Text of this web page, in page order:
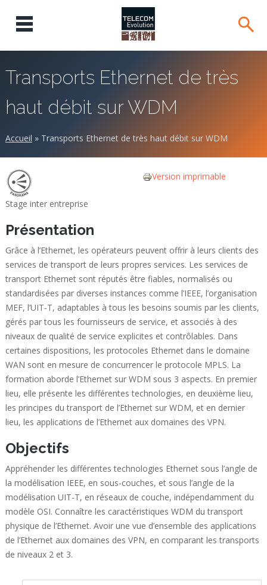
Transports Ethernet de très
haut débit sur WDM
Accueil » Transports Ethernet de très haut débit sur WDM
Version imprimable
Stage inter entreprise
Présentation
Grâce à l’Ethernet, les opérateurs peuvent offrir à leurs clients des
services de transport de leurs propres services. Les services de
transport Ethernet sont réputés être fiables, normalisés ou
standardisées par diverses instances comme l’IEEE, l’organisation
MEF, l’UIT-T, adaptables à tous les besoins soumis par les clients,
gérés par tous les fournisseurs de service, et associés à des
niveaux de qualité de service explicites et contrôlables. Dans
certaines dispositions, les protocoles Ethernet dans le domaine
WAN sont en mesure de concurrencer le protocole MPLS. La
formation aborde l’Ethernet sur WDM sous 3 aspects. En premier
lieu, elle présente les différentes technologies, en deuxième lieu,
les principes du transport de l’Ethernet sur WDM, et en dernier
lieu, les applications de l’Ethernet aux domaines des VPN.
Objectifs
Appréhender les différentes technologies Ethernet sous l’angle de
la modélisation IEEE, en sous-couches, et sous l’angle de la
modélisation UIT-T, en réseaux de couche, indépendamment du
modèle OSI. Connaître les caractéristiques WDM du transport
physique de l’Ethernet. Avoir une vue d’ensemble des applications
de l’Ethernet aux domaines des VPN, en comparant les transports
de niveaux 2 et 3.